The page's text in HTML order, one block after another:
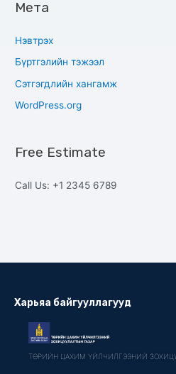
Мета
Нэвтрэх
Бүртгэлийн тэжээл
Сэтгэгдлийн хангамж
WordPress.org
Free Estimate
Call Us: +1 2345 6789
Харьяа байгууллагууд
ТӨРИЙН ЦАХИМ ҮЙЛЧИЛГЭЭНИЙ